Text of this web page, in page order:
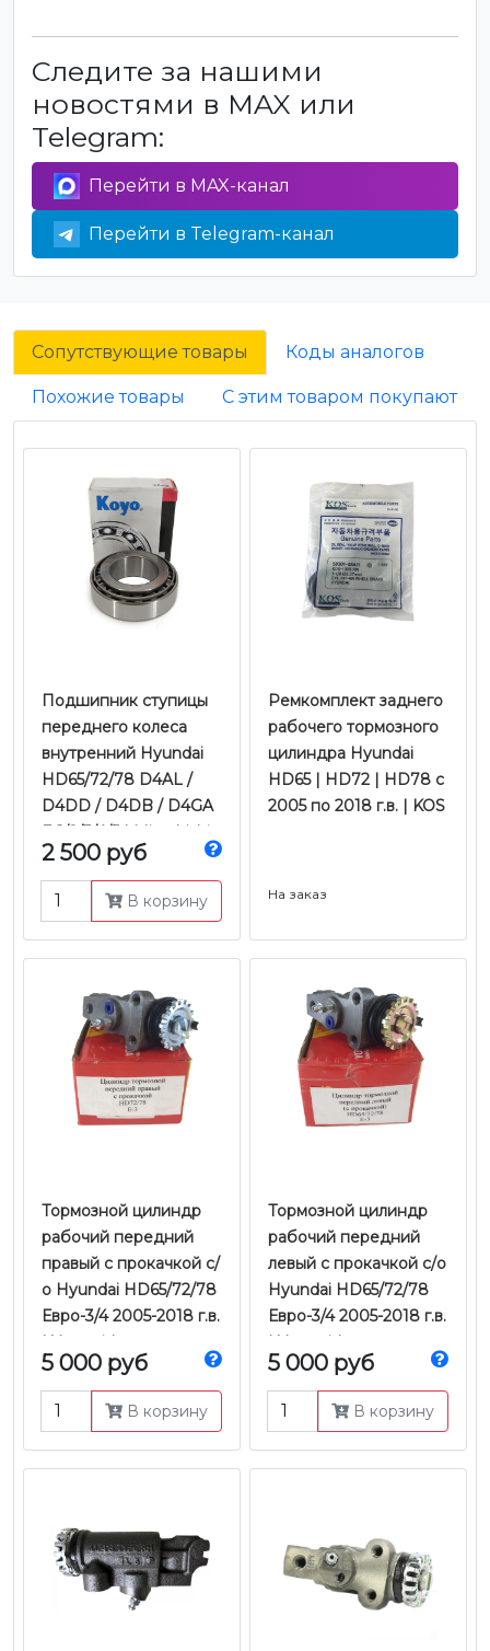
Следите за нашими
новостями в MAX или
Telegram:
Перейти в MAX-канал
Перейти в Telegram-канал
Сопутствующие товары Коды аналогов
Похожие товары С этим товаром покупают
Подшипник ступицы
переднего колеса
внутренний Hyundai
HD65/72/78 D4AL /
D4DD / D4DB / D4GA
Е-1/2/3/4/5 | Mitsubishi
Fuso Canter
FE85D/FEB50/TF |
Koyo
2 500 руб
В корзину
Ремкомплект заднего
рабочего тормозного
цилиндра Hyundai
HD65 | HD72 | HD78 с
2005 по 2018 г.в. | KOS
На заказ
Тормозной цилиндр
рабочий передний
правый с прокачкой с/
о Hyundai HD65/72/78
Евро-3/4 2005-2018 г.в.
| Yamasida
5 000 руб
В корзину
Тормозной цилиндр
рабочий передний
левый с прокачкой с/о
Hyundai HD65/72/78
Евро-3/4 2005-2018 г.в.
| Yamasida
5 000 руб
В корзину